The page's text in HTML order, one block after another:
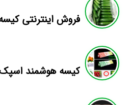
فروش اینترنتی